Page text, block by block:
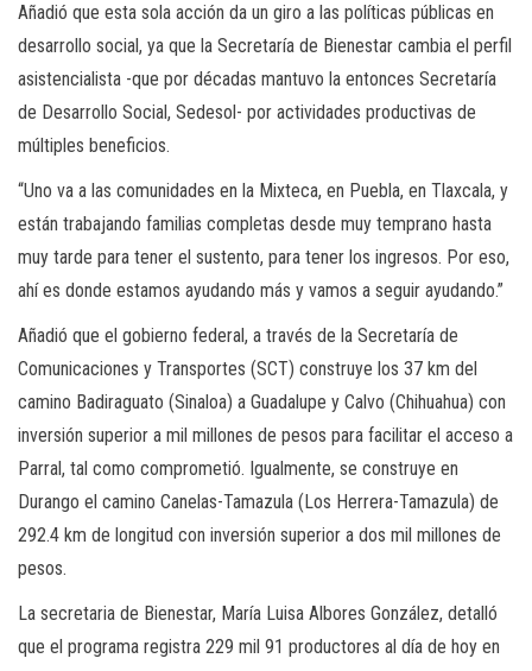
Añadió que esta sola acción da un giro a las políticas públicas en
desarrollo social, ya que la Secretaría de Bienestar cambia el perfil
asistencialista -que por décadas mantuvo la entonces Secretaría
de Desarrollo Social, Sedesol- por actividades productivas de
múltiples beneficios.
“Uno va a las comunidades en la Mixteca, en Puebla, en Tlaxcala, y
están trabajando familias completas desde muy temprano hasta
muy tarde para tener el sustento, para tener los ingresos. Por eso,
ahí es donde estamos ayudando más y vamos a seguir ayudando.”
Añadió que el gobierno federal, a través de la Secretaría de
Comunicaciones y Transportes (SCT) construye los 37 km del
camino Badiraguato (Sinaloa) a Guadalupe y Calvo (Chihuahua) con
inversión superior a mil millones de pesos para facilitar el acceso a
Parral, tal como comprometió. Igualmente, se construye en
Durango el camino Canelas-Tamazula (Los Herrera-Tamazula) de
292.4 km de longitud con inversión superior a dos mil millones de
pesos.
La secretaria de Bienestar, María Luisa Albores González, detalló
que el programa registra 229 mil 91 productores al día de hoy en